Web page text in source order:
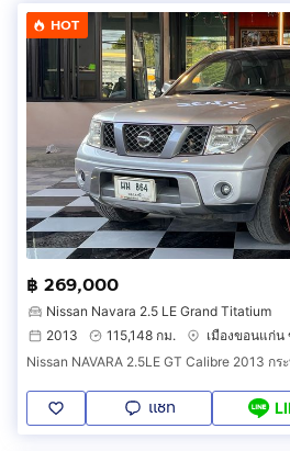
HOT
฿ 269,000
Nissan Navara 2.5 LE Grand Titatium
2013
115,148 กม.
เมืองขอนแก่
แชท